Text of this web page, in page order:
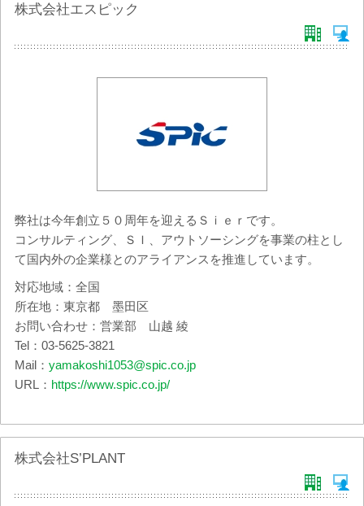
株式会社エスピック
弊社は今年創立５０周年を迎えるＳｉｅｒです。
コンサルティング、ＳＩ、アウトソーシングを事業の柱とし
て国内外の企業様とのアライアンスを推進しています。
対応地域：全国
所在地：東京都 墨田区
お問い合わせ：営業部 山越 綾
Tel：03-5625-3821
Mail： yamakoshi1053@spic.co.jp
URL： https://www.spic.co.jp/
株式会社S’PLANT